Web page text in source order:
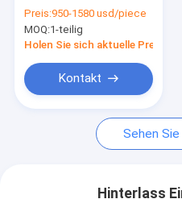
Treten Sie mit uns in
Nachrichten
Ausrüstung volles HD
des Werbungs-
Anzeigen-Monitor-
Preis:950-1580 usd/piece
MOQ:1-teilig
Holen Sie sich aktuelle Preis
Kontakt
Sehen
Hinterlass